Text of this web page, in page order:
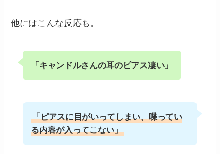
他にはこんな反応も。
「キャンドルさんの耳のピアス凄い」
「ピアスに目がいってしまい、喋ってい
る内容が入ってこない」